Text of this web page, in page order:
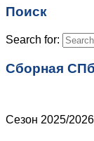
Поиск
Search for:
Сборная
Сезон 2025/2026